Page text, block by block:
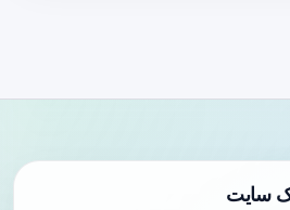
سایت